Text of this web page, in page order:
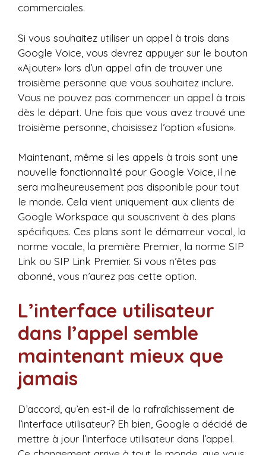
commerciales.
Si vous souhaitez utiliser un appel à trois dans
Google Voice, vous devrez appuyer sur le bouton
«Ajouter» lors d’un appel afin de trouver une
troisième personne que vous souhaitez inclure.
Vous ne pouvez pas commencer un appel à trois
dès le départ. Une fois que vous avez trouvé une
troisième personne, choisissez l’option «fusion».
Maintenant, même si les appels à trois sont une
nouvelle fonctionnalité pour Google Voice, il ne
sera malheureusement pas disponible pour tout
le monde. Cela vient uniquement aux clients de
Google Workspace qui souscrivent à des plans
spécifiques. Ces plans sont le démarreur vocal, la
norme vocale, la première Premier, la norme SIP
Link ou SIP Link Premier. Si vous n’êtes pas
abonné, vous n’aurez pas cette option.
L’interface utilisateur
dans l’appel semble
maintenant mieux que
jamais
D’accord, qu’en est-il de la rafraîchissement de
l’interface utilisateur? Eh bien, Google a décidé de
mettre à jour l’interface utilisateur dans l’appel.